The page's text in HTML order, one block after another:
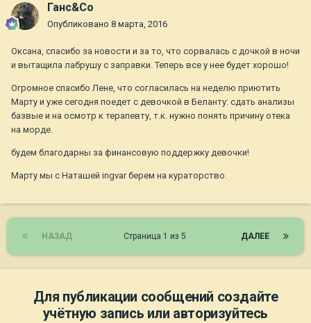
Ганс&Co
Опубликовано 8 марта, 2016
Оксана, спасибо за новости и за то, что сорвалась с дочкой в ночи
и вытащила лабрушу с заправки. Теперь все у нее будет хорошо!
Огромное спасибо Лене, что согласилась на неделю приютить
Марту и уже сегодня поедет с девочкой в Беланту: сдать анализы
базвые и на осмотр к терапевту, т.к. нужно понять причину отека
на морде.
будем благодарны за финансовую поддержку девочки!
Марту мы с Наташей ingvar берем на кураторство.
НАЗАД ДАЛЕЕ
Страница 1 из 5
Для публикации сообщений создайте
учётную запись или авторизуйтесь